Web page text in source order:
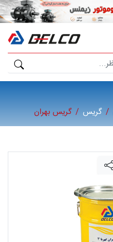
گریس گریس بهران